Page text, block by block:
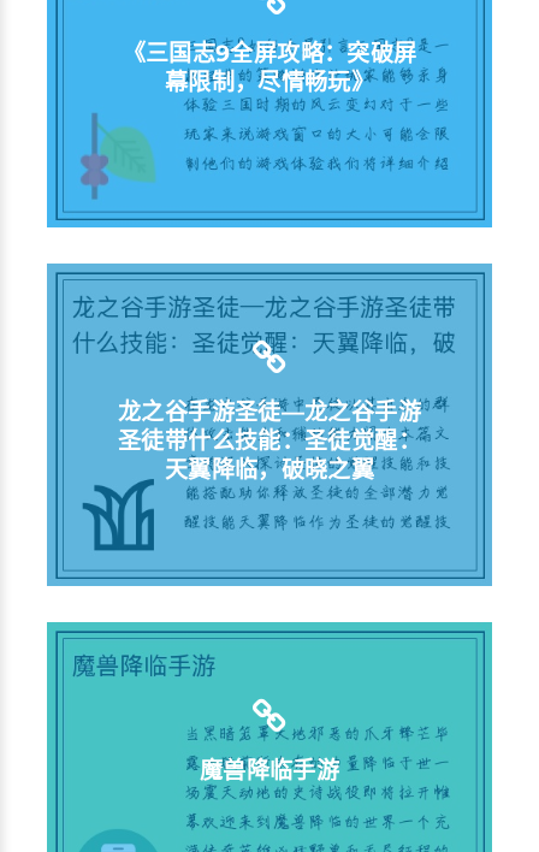
《三国志9全屏攻略：突破屏
幕限制，尽情畅玩》
龙之谷手游圣徒—龙之谷手游
圣徒带什么技能：圣徒觉醒：
天翼降临，破晓之翼
魔兽降临手游